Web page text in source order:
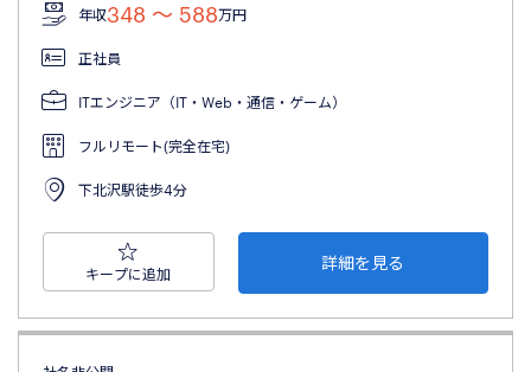
年収348 〜 588万円
正社員
ITエンジニア（IT・Web・通信・ゲーム）
フルリモート(完全在宅)
下北沢駅徒歩4分
キープに追加
詳細を見る